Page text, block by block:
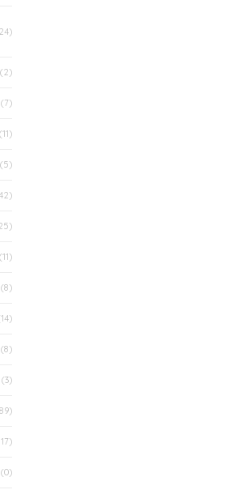
(2)
(7)
(11)
(5)
(11)
(8)
(8)
(3)
(0)